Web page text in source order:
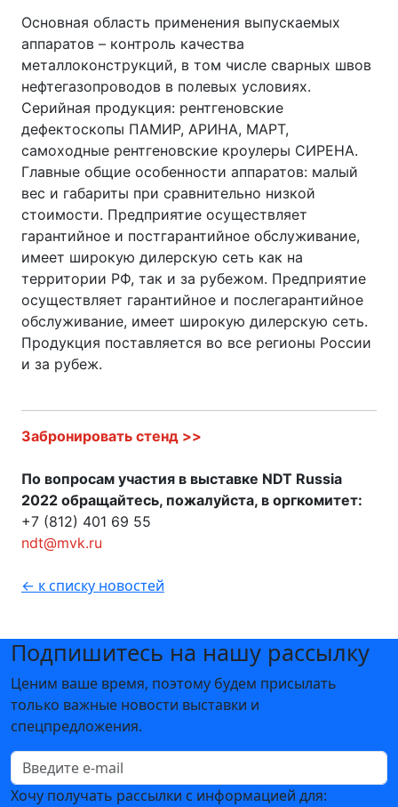
Основная область применения выпускаемых
аппаратов – контроль качества
металлоконструкций, в том числе сварных швов
нефтегазопроводов в полевых условиях.
Серийная продукция: рентгеновские
дефектоскопы ПАМИР, АРИНА, МАРТ,
самоходные рентгеновские кроулеры СИРЕНА.
Главные общие особенности аппаратов: малый
вес и габариты при сравнительно низкой
стоимости. Предприятие осуществляет
гарантийное и постгарантийное обслуживание,
имеет широкую дилерскую сеть как на
территории РФ, так и за рубежом. Предприятие
осуществляет гарантийное и послегарантийное
обслуживание, имеет широкую дилерскую сеть.
Продукция поставляется во все регионы России
и за рубеж.
Забронировать стенд >>
По вопросам участия в выставке NDT Russia
2022 обращайтесь, пожалуйста, в оргкомитет:
+7 (812) 401 69 55
ndt@mvk.ru
← к списку новостей
Подпишитесь на нашу рассылку
Ценим ваше время, поэтому будем присылать
только важные новости выставки и
спецпредложения.
Хочу получать рассылки с информацией для: